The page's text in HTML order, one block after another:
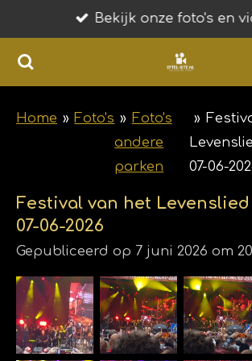
direct
naar
de
hoofdinhoud
Bekijk onze foto's en
Home » Foto's » Foto's
andere
parken
»
07-06-
Festival van het Levenslied
07-06-2026
Gepubliceerd op 7 juni 2026 om